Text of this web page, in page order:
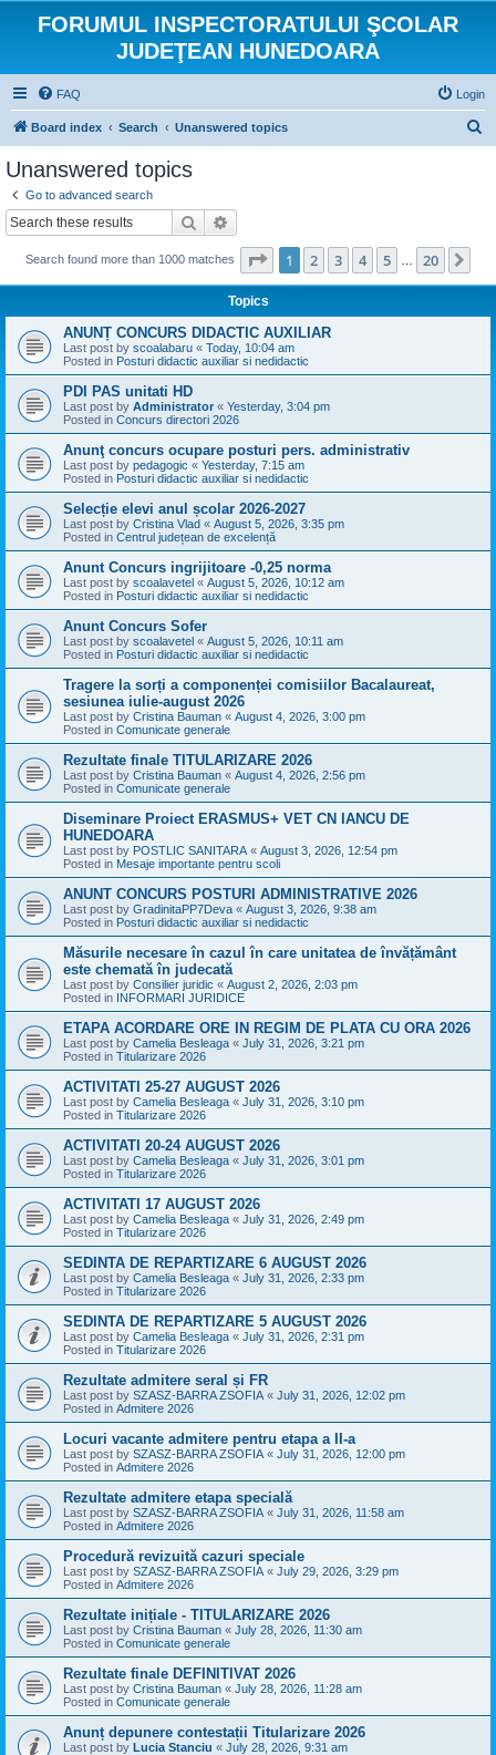
FORUMUL INSPECTORATULUI ŞCOLAR
JUDEŢEAN HUNEDOARA
FAQ Login
Board index Search Unanswered topics
Unanswered topics
Go to advanced search
Search
Search found more than 1000 matches Page 1of 20
1 2 3 4 5 20
Topics
ANUNȚ CONCURS DIDACTIC AUXILIAR
Last post by scoalabaru « Today, 10:04 am
Posted in Posturi didactic auxiliar si nedidactic
PDI PAS unitati HD
Last post by Administrator « Yesterday, 3:04 pm
Posted in Concurs directori 2026
Anunţ concurs ocupare posturi pers. administrativ
Last post by pedagogic « Yesterday, 7:15 am
Posted in Posturi didactic auxiliar si nedidactic
Selecție elevi anul școlar 2026-2027
Last post by Cristina Vlad « August 5, 2026, 3:35 pm
Posted in Centrul județean de excelență
Anunt Concurs ingrijitoare -0,25 norma
Last post by scoalavetel « August 5, 2026, 10:12 am
Posted in Posturi didactic auxiliar si nedidactic
Anunt Concurs Sofer
Last post by scoalavetel « August 5, 2026, 10:11 am
Posted in Posturi didactic auxiliar si nedidactic
Tragere la sorți a componenței comisiilor Bacalaureat,
sesiunea iulie-august 2026
Last post by Cristina Bauman « August 4, 2026, 3:00 pm
Posted in Comunicate generale
Rezultate finale TITULARIZARE 2026
Last post by Cristina Bauman « August 4, 2026, 2:56 pm
Posted in Comunicate generale
Diseminare Proiect ERASMUS+ VET CN IANCU DE
HUNEDOARA
Last post by POSTLIC SANITARA « August 3, 2026, 12:54 pm
Posted in Mesaje importante pentru scoli
ANUNT CONCURS POSTURI ADMINISTRATIVE 2026
Last post by GradinitaPP7Deva « August 3, 2026, 9:38 am
Posted in Posturi didactic auxiliar si nedidactic
Măsurile necesare în cazul în care unitatea de învățământ
este chemată în judecată
Last post by Consilier juridic « August 2, 2026, 2:03 pm
Posted in INFORMARI JURIDICE
ETAPA ACORDARE ORE IN REGIM DE PLATA CU ORA 2026
Last post by Camelia Besleaga « July 31, 2026, 3:21 pm
Posted in Titularizare 2026
ACTIVITATI 25-27 AUGUST 2026
Last post by Camelia Besleaga « July 31, 2026, 3:10 pm
Posted in Titularizare 2026
ACTIVITATI 20-24 AUGUST 2026
Last post by Camelia Besleaga « July 31, 2026, 3:01 pm
Posted in Titularizare 2026
ACTIVITATI 17 AUGUST 2026
Last post by Camelia Besleaga « July 31, 2026, 2:49 pm
Posted in Titularizare 2026
SEDINTA DE REPARTIZARE 6 AUGUST 2026
Last post by Camelia Besleaga « July 31, 2026, 2:33 pm
Posted in Titularizare 2026
SEDINTA DE REPARTIZARE 5 AUGUST 2026
Last post by Camelia Besleaga « July 31, 2026, 2:31 pm
Posted in Titularizare 2026
Rezultate admitere seral și FR
Last post by SZASZ-BARRA ZSOFIA « July 31, 2026, 12:02 pm
Posted in Admitere 2026
Locuri vacante admitere pentru etapa a II-a
Last post by SZASZ-BARRA ZSOFIA « July 31, 2026, 12:00 pm
Posted in Admitere 2026
Rezultate admitere etapa specială
Last post by SZASZ-BARRA ZSOFIA « July 31, 2026, 11:58 am
Posted in Admitere 2026
Procedură revizuită cazuri speciale
Last post by SZASZ-BARRA ZSOFIA « July 29, 2026, 3:29 pm
Posted in Admitere 2026
Rezultate inițiale - TITULARIZARE 2026
Last post by Cristina Bauman « July 28, 2026, 11:30 am
Posted in Comunicate generale
Rezultate finale DEFINITIVAT 2026
Last post by Cristina Bauman « July 28, 2026, 11:28 am
Posted in Comunicate generale
Anunț depunere contestații Titularizare 2026
Last post by Lucia Stanciu « July 28, 2026, 9:31 am